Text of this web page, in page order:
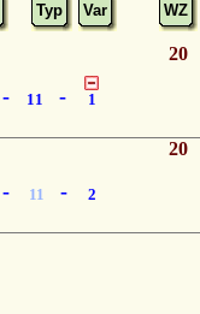
Typ Var WZ
- 11 - 1
20
- 11 - 2
20